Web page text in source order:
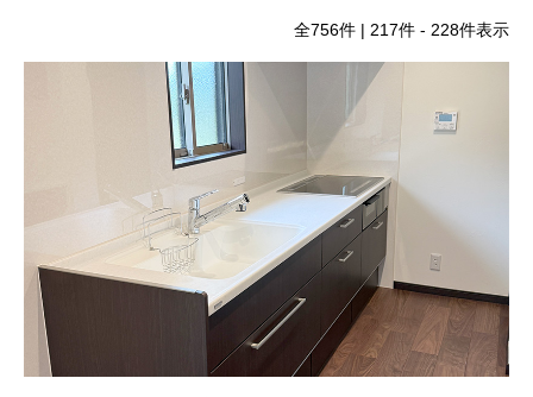
全756件 | 217件 - 228件表示